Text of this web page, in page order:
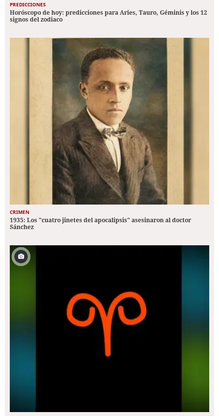
PREDICCIONES
Horóscopo de hoy: predicciones para Aries, Tauro, Géminis y los 12
signos del zodiaco
CRIMEN
1935: Los "cuatro jinetes del apocalipsis" asesinaron al doctor
Sánchez